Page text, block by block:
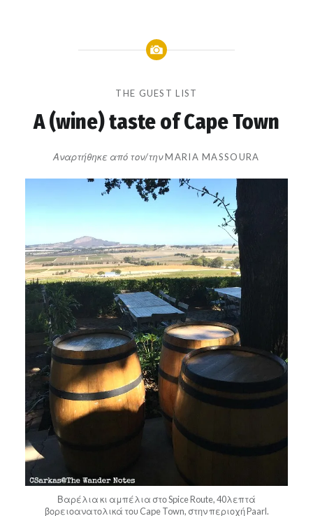
THE GUEST LIST
A (wine) taste of Cape Town
Αναρτήθηκε από τον/τηνMARIA MASSOURA
Βαρέλια κι αμπέλια στο Spice Route, 40λεπτά
βορειοανατολικά του Cape Town, στην περιοχή Paarl.